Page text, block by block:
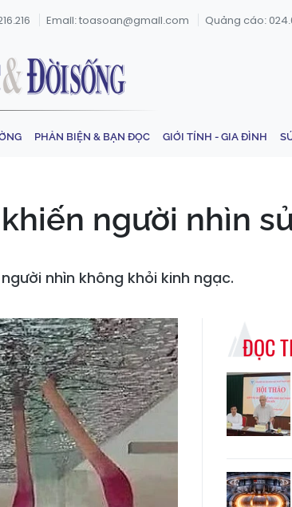
Email: toasoan@gmail.com Quảng cáo:
PHẢN BIỆN & BẠN ĐỌC GIỚI TÍNH - GIA ĐÌNH
người nhìn
nhìn không khỏi kinh ngạc.
ĐỌC